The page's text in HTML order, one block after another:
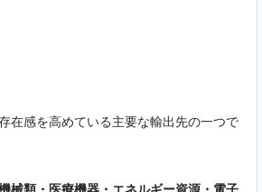
在感を高めている主要な輸出先の一つで